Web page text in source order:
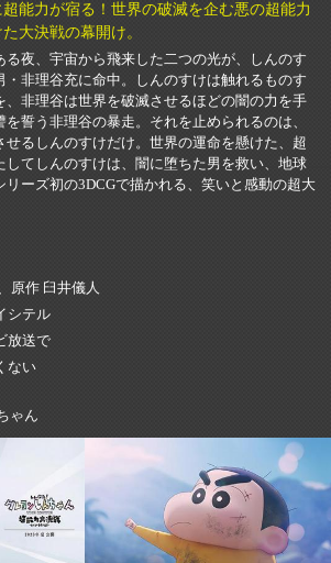
能力が宿る！世界の破滅を企む悪の超能力
大決戦の幕開け。
る夜、宇宙から飛来した二つの光が、しんのす
・非理谷充に命中。しんのすけは触れるものす
、非理谷は世界を破滅させるほどの闇の力を手
誓う非理谷の暴走。それを止められるのは、
せるしんのすけだけ。世界の運命を懸けた、超
してしんのすけは、闇に堕ちた男を救い、地球
ーズ初の3DCGで描かれる、笑いと感動の超大
原作 臼井儀人
シテル
放送で
ない
ゃん